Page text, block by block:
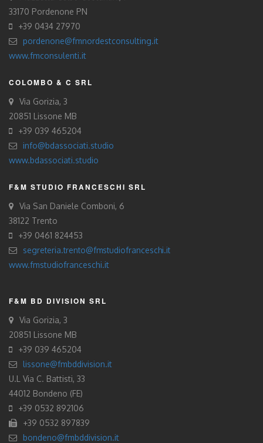
33170 Pordenone PN
+39 0434 27970
pordenone@fmnordestconsulting.it
www.fmconsulenti.it
COLOMBO & C SRL
Via Gorizia, 3
20851 Lissone MB
+39 039 465204
info@bdassociati.studio
www.bdassociati.studio
F&M STUDIO FRANCESCHI SRL
Via San Daniele Comboni, 6
38122 Trento
+39 0461 824453
segreteria.trento@fmstudiofranceschi.it
www.fmstudiofranceschi.it
F&M BD DIVISION SRL
Via Gorizia, 3
20851 Lissone MB
+39 039 465204
lissone@fmbddivision.it
U.L Via C. Battisti, 33
44012 Bondeno (FE)
+39 0532 892106
+39 0532 897839
bondeno@fmbddivision.it